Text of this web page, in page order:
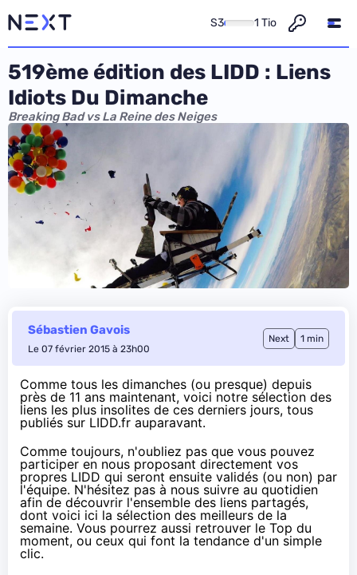
S3 1 Tio
519ème édition des LIDD : Liens
Idiots Du Dimanche
Breaking Bad vs La Reine des Neiges
Sébastien Gavois
Le 07 février 2015 à 23h00
Next 1 min
Comme tous les dimanches (ou presque) depuis
près de 11 ans maintenant, voici notre sélection des
liens les plus insolites de ces derniers jours, tous
publiés sur LIDD.fr auparavant.
Comme toujours, n'oubliez pas que vous pouvez
participer en nous proposant directement vos
propres LIDD qui seront ensuite validés (ou non) par
l'équipe. N'hésitez pas à nous suivre au quotidien
afin de découvrir l'ensemble des liens partagés,
dont voici ici la sélection des meilleurs de la
semaine. Vous pourrez aussi retrouver le Top du
moment, ou ceux qui font la tendance d'un simple
clic.